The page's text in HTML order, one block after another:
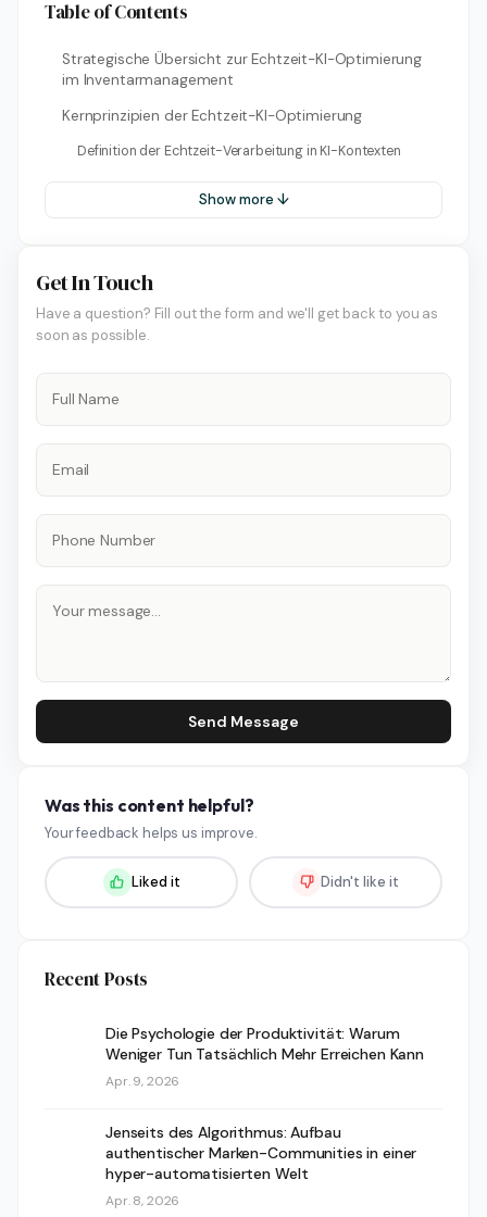
Table of Contents
Strategische Übersicht zur Echtzeit-KI-Optimierung
im Inventarmanagement
Kernprinzipien der Echtzeit-KI-Optimierung
Definition der Echtzeit-Verarbeitung in KI-Kontexten
Show more ↓
Get In Touch
Have a question? Fill out the form and we'll get back to you as
soon as possible.
Send Message
Was this content helpful?
Your feedback helps us improve.
Liked it Didn't like it
Recent Posts
Die Psychologie der Produktivität: Warum
Weniger Tun Tatsächlich Mehr Erreichen Kann
Apr. 9, 2026
Jenseits des Algorithmus: Aufbau
authentischer Marken-Communities in einer
hyper-automatisierten Welt
Apr. 8, 2026